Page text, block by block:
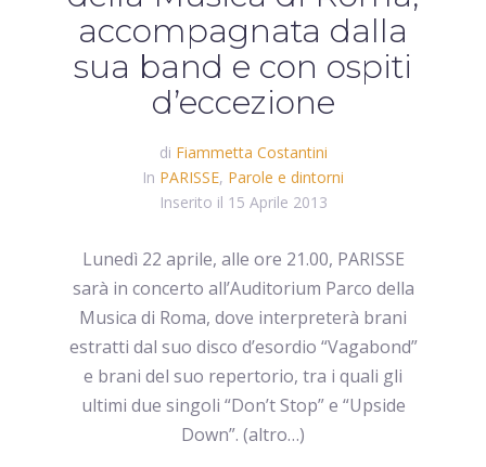
accompagnata dalla
sua band e con ospiti
d’eccezione
di Fiammetta Costantini
In PARISSE, Parole e dintorni
Inserito il 15 Aprile 2013
Lunedì 22 aprile, alle ore 21.00, PARISSE
sarà in concerto all’Auditorium Parco della
Musica di Roma, dove interpreterà brani
estratti dal suo disco d’esordio “Vagabond”
e brani del suo repertorio, tra i quali gli
ultimi due singoli “Don’t Stop” e “Upside
Down”. (altro…)